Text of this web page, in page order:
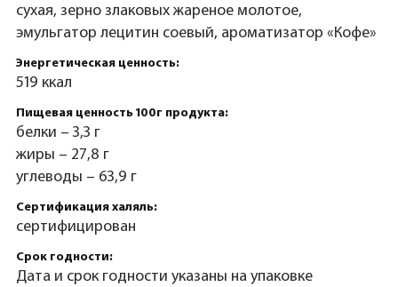
сухая, зерно злаковых жареное молотое,
эмульгатор лецитин соевый, ароматизатор «Кофе»
Энергетическая ценность:
519 ккал
Пищевая ценность 100г продукта:
белки – 3,3 г
жиры – 27,8 г
углеводы – 63,9 г
Сертификация халяль:
сертифицирован
Срок годности:
Дата и срок годности указаны на упаковке